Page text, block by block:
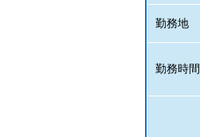
勤務地
勤務時間